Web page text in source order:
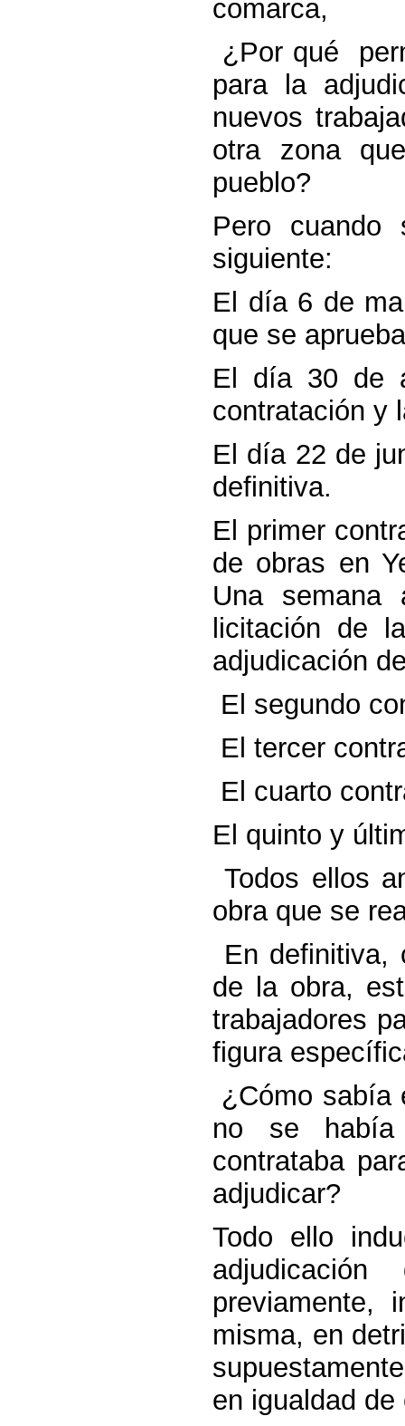
comarca,
¿Por qué
para la
nuevos
otra zona
pueblo?
Pero cuando
siguiente:
El día 6 de
que se
El día 30 de
contratación y
El día 22 de
definitiva.
El primer
de obras en
Una semana
licitación de
adjudicación
El segundo
El tercer
El cuarto
El quinto y
Todos ellos
obra que se
En definitiva,
de la obra,
trabajadores
figura
¿Cómo sabía
no se había
contrataba
adjudicar?
Todo ello
previamente,
misma, en
en igualdad